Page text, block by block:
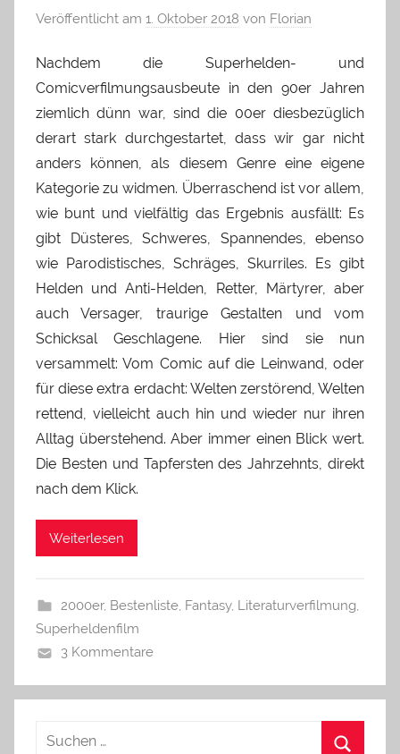
Veröffentlicht am 1. Oktober 2018 von Florian
Nachdem die Superhelden- und
Comicverfilmungsausbeute in den 90er Jahren
ziemlich dünn war, sind die 00er diesbezüglich
derart stark durchgestartet, dass wir gar nicht
anders können, als diesem Genre eine eigene
Kategorie zu widmen. Überraschend ist vor allem,
wie bunt und vielfältig das Ergebnis ausfällt: Es
gibt Düsteres, Schweres, Spannendes, ebenso
wie Parodistisches, Schräges, Skurriles. Es gibt
Helden und Anti-Helden, Retter, Märtyrer, aber
auch Versager, traurige Gestalten und vom
Schicksal Geschlagene. Hier sind sie nun
versammelt: Vom Comic auf die Leinwand, oder
für diese extra erdacht: Welten zerstörend, Welten
rettend, vielleicht auch hin und wieder nur ihren
Alltag überstehend. Aber immer einen Blick wert.
Die Besten und Tapfersten des Jahrzehnts, direkt
nach dem Klick.
Weiterlesen
2000er, Bestenliste, Fantasy, Literaturverfilmung,
Superheldenfilm
3 Kommentare